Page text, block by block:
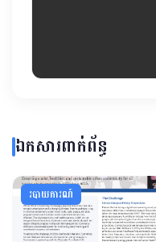
ឯកសារពាក់ព័ន្ធ
របាយការណ៍